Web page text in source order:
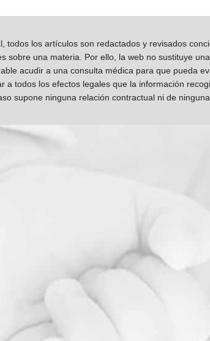
todos los artículos son redactados y revisados
una materia. Por ello, la web no sustituye
acudir a una consulta médica para que pueda
todos los efectos legales que la información
supone ninguna relación contractual ni de ninguna